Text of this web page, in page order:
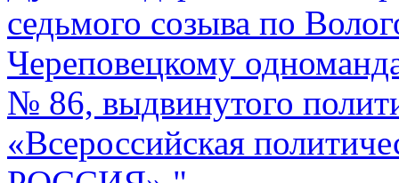
седьмого созыва по
Череповецкому
№ 86, выдвинутого
«Всероссийская